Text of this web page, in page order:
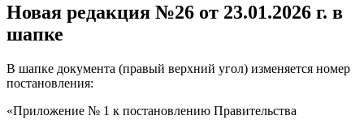
Новая редакция №26 от 23.01.2026 г. в
шапке
В шапке документа (правый верхний угол) изменяется номер
постановления:
«Приложение № 1 к постановлению Правительства